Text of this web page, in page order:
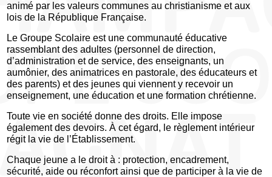
animé par les valeurs communes au christianisme et aux
lois de la République Française.
Le Groupe Scolaire est une communauté éducative
rassemblant des adultes (personnel de direction,
d’administration et de service, des enseignants, un
aumônier, des animatrices en pastorale, des éducateurs et
des parents) et des jeunes qui viennent y recevoir un
enseignement, une éducation et une formation chrétienne.
Toute vie en société donne des droits. Elle impose
également des devoirs. À cet égard, le règlement intérieur
régit la vie de l’Établissement.
Chaque jeune a le droit à : protection, encadrement,
sécurité, aide ou réconfort ainsi que de participer à la vie de